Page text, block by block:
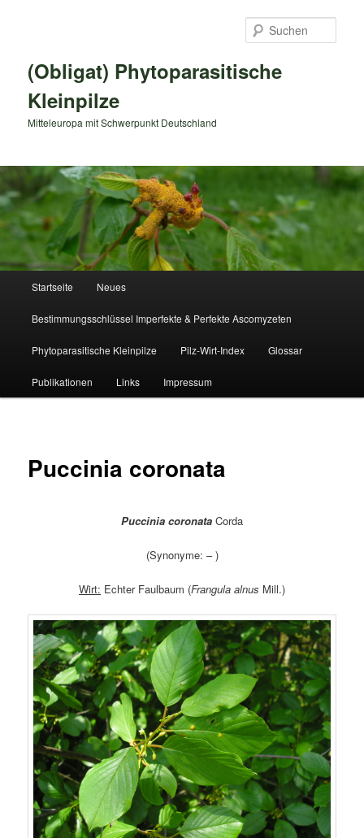
(Obligat) Phytoparasitische
Kleinpilze
Mitteleuropa mit Schwerpunkt Deutschland
Startseite Neues
Bestimmungsschlüssel Imperfekte & Perfekte Ascomyzeten
Phytoparasitische Kleinpilze Pilz-Wirt-Index Glossar
Publikationen Links Impressum
Puccinia coronata
Puccinia coronata Corda
(Synonyme: – )
Wirt: Echter Faulbaum (Frangula alnus Mill.)